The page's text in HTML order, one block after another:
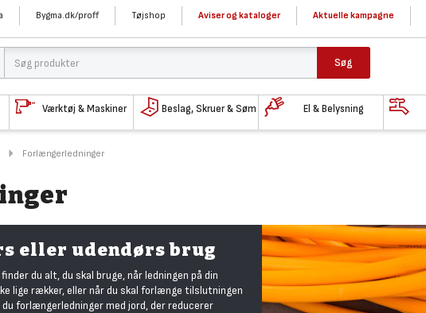
Bygma.dk/proff Tøjshop Aviser og kataloger Aktuelle kampagne
Søg
Værktøj & Maskiner Beslag, Skruer & Søm El & Belysning
Forlængerledninger
eller udendørs brug
du alt, du skal bruge, når ledningen på din
lige rækker, eller når du skal forlænge tilslutningen
forlængerledninger med jord, der reducerer